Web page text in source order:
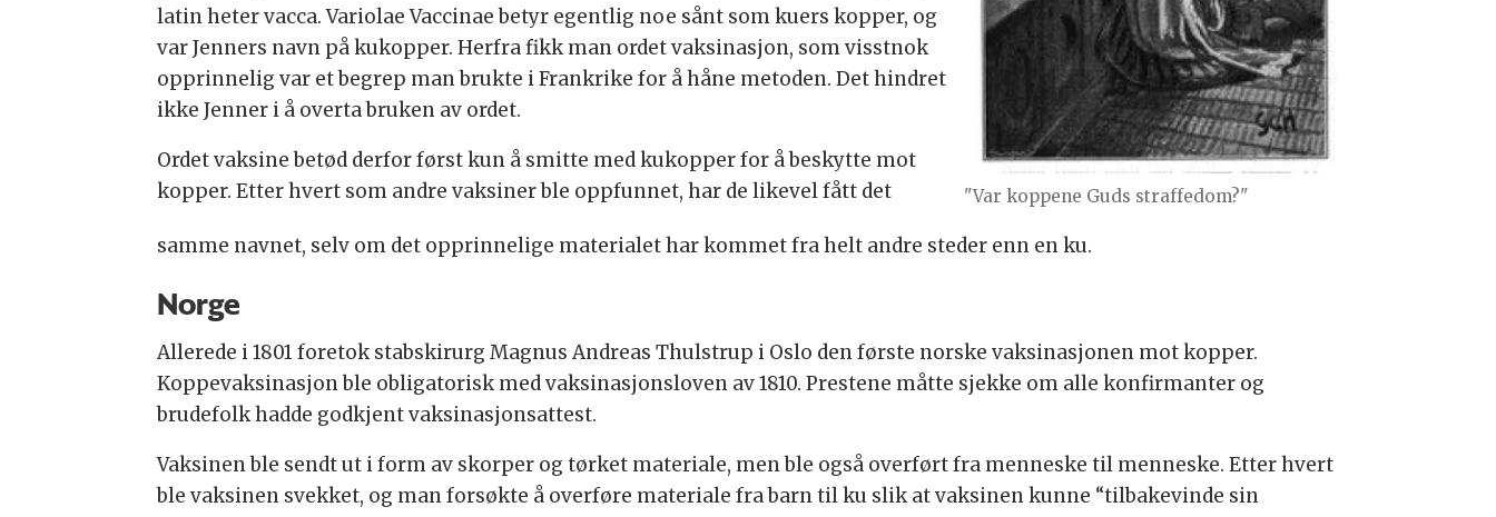
"Var koppene Guds straffedom?"
latin heter vacca. Variolae Vaccinae betyr egentlig noe sånt som kuers kopper, og
var Jenners navn på kukopper. Herfra fikk man ordet vaksinasjon, som visstnok
opprinnelig var et begrep man brukte i Frankrike for å håne metoden. Det hindret
ikke Jenner i å overta bruken av ordet.
Ordet vaksine betød derfor først kun å smitte med kukopper for å beskytte mot
kopper. Etter hvert som andre vaksiner ble oppfunnet, har de likevel fått det
samme navnet, selv om det opprinnelige materialet har kommet fra helt andre steder enn en ku.
Norge
Allerede i 1801 foretok stabskirurg Magnus Andreas Thulstrup i Oslo den første norske vaksinasjonen mot kopper.
Koppevaksinasjon ble obligatorisk med vaksinasjonsloven av 1810. Prestene måtte sjekke om alle konfirmanter og
brudefolk hadde godkjent vaksinasjonsattest.
Vaksinen ble sendt ut i form av skorper og tørket materiale, men ble også overført fra menneske til menneske. Etter hvert
ble vaksinen svekket, og man forsøkte å overføre materiale fra barn til ku slik at vaksinen kunne “tilbakevinde sin